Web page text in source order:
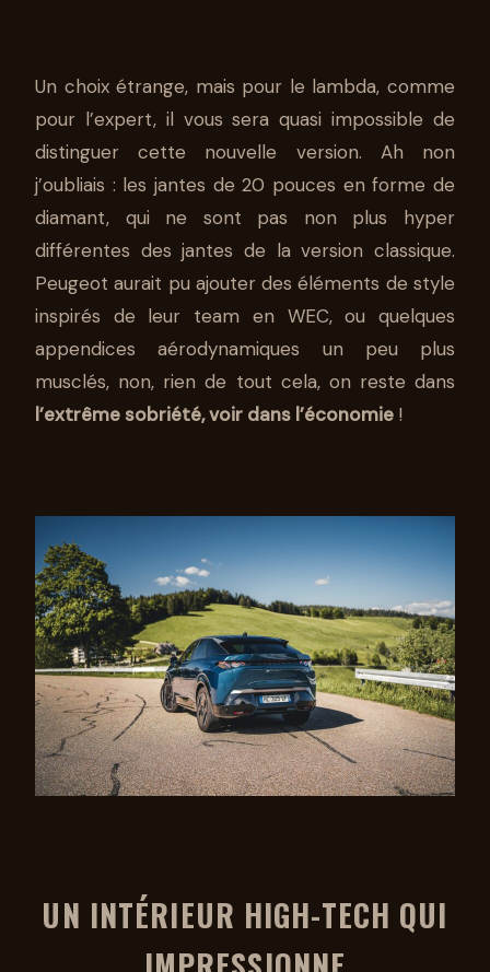
Un choix étrange, mais pour le lambda, comme
pour l’expert, il vous sera quasi impossible de
distinguer cette nouvelle version. Ah non
j’oubliais : les jantes de 20 pouces en forme de
diamant, qui ne sont pas non plus hyper
différentes des jantes de la version classique.
Peugeot aurait pu ajouter des éléments de style
inspirés de leur team en WEC, ou quelques
appendices aérodynamiques un peu plus
musclés, non, rien de tout cela, on reste dans
l’extrême sobriété, voir dans l’économie !
UN INTÉRIEUR HIGH-TECH QUI